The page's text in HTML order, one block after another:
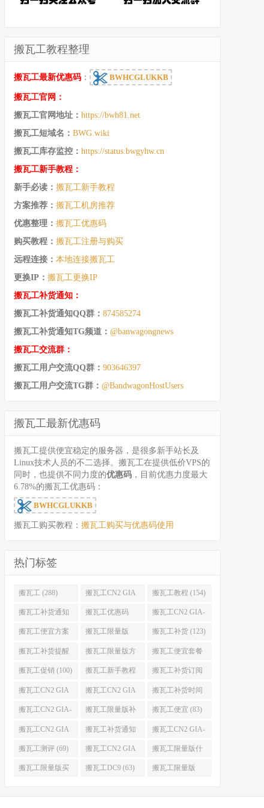
搬瓦工教程整理
搬瓦工最新优惠码 ： BWHCGLUKKB
搬瓦工官网：
搬瓦工官网地址： https://bwh81.net
搬瓦工短域名： BWG.wiki
搬瓦工库存监控： https://status.bwgyhw.cn
搬瓦工新手教程：
新手必读： 搬瓦工新手教程
方案推荐： 搬瓦工机房推荐
优惠整理： 搬瓦工优惠码
购买教程： 搬瓦工注册与购买
远程连接： 本地连接搬瓦工
更换IP： 搬瓦工更换IP
搬瓦工补货通知：
搬瓦工补货通知QQ群： 874585274
搬瓦工补货通知TG频道： @banwagongnews
搬瓦工交流群：
搬瓦工用户交流QQ群： 903646397
搬瓦工用户交流TG群： @BandwagonHostUsers
搬瓦工最新优惠码
搬瓦工提供便宜稳定的服务器，是很多新手站长及
Linux技术人员的不二选择。搬瓦工在提供低价VPS的
同时，也提供不同力度的优惠码 ，目前优惠力度最大
6.78%的搬瓦工优惠码：
BWHCGLUKKB
搬瓦工购买教程： 搬瓦工购买与优惠码使用
热门标签
搬瓦工 (288) 搬瓦工CN2 GIA
(176)
搬瓦工教程 (154)
搬瓦工补货通知
(132)
搬瓦工优惠码
(131)
搬瓦工CN2 GIA-
E (130)
搬瓦工便宜方案
(128)
搬瓦工限量版
(126)
搬瓦工补货 (123)
搬瓦工补货提醒
(106)
搬瓦工限量版方
案 (106)
搬瓦工便宜套餐
(103)
搬瓦工促销 (100) 搬瓦工新手教程
(98)
搬瓦工补货订阅
(98)
搬瓦工CN2 GIA
便宜方案 (92)
搬瓦工CN2 GIA
限量版 (90)
搬瓦工补货时间
(89)
搬瓦工CN2 GIA-
E限量版 (84)
搬瓦工限量版补
货 (84)
搬瓦工便宜 (83)
搬瓦工CN2 GIA
优惠 (82)
搬瓦工补货通知
QQ群 (76)
搬瓦工CN2 GIA-
E便宜套餐 (76)
搬瓦工测评 (69) 搬瓦工CN2 GIA
限量版补货 (67)
搬瓦工限量版什
么时候补货 (67)
搬瓦工限量版买 搬瓦工DC9 (63) 搬瓦工限量版